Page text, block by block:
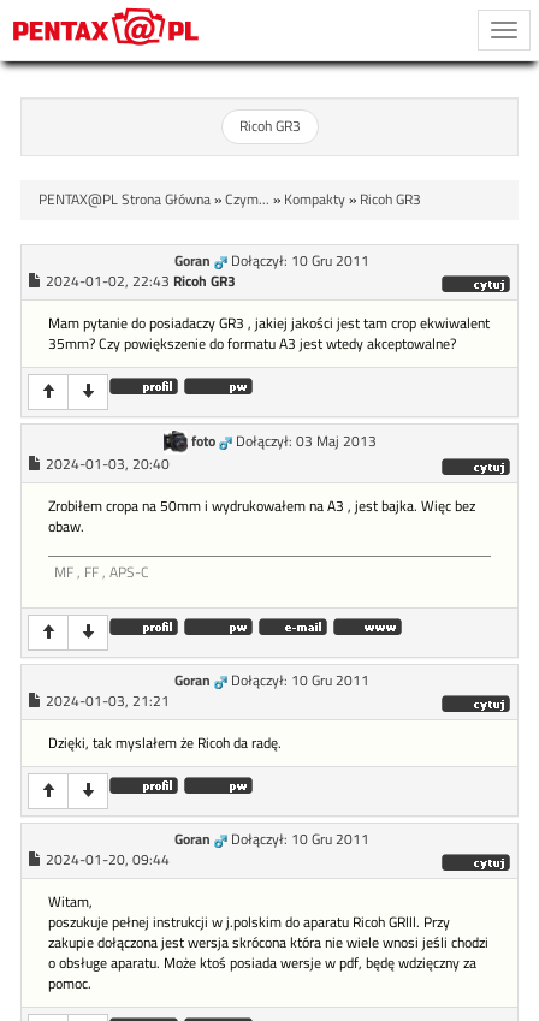
Ricoh GR3
PENTAX@PL Strona Główna»Czym... » Kompakty» Ricoh GR3
Goran
Dołączył: 10 Gru 2011
2024-01-02, 22:43 Ricoh GR3
Mam pytanie do posiadaczy GR3 , jakiej jakości jest tam crop ekwiwalent
35mm? Czy powiększenie do formatu A3 jest wtedy akceptowalne?
foto
Dołączył: 03 Maj 2013
2024-01-03, 20:40
Zrobiłem cropa na 50mm i wydrukowałem na A3 , jest bajka. Więc bez
obaw.
MF , FF , APS-C
Goran
Dołączył: 10 Gru 2011
2024-01-03, 21:21
Dzięki, tak myslałem że Ricoh da radę.
Goran
Dołączył: 10 Gru 2011
2024-01-20, 09:44
Witam,
poszukuje pełnej instrukcji w j.polskim do aparatu Ricoh GRlll. Przy
zakupie dołączona jest wersja skrócona która nie wiele wnosi jeśli chodzi
o obsługe aparatu. Może ktoś posiada wersje w pdf, będę wdzięczny za
pomoc.